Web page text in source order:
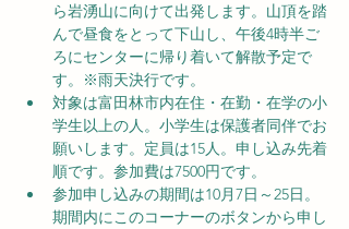
ら岩湧山に向けて出発します。山頂を踏
んで昼食をとって下山し、午後4時半ご
ろにセンターに帰り着いて解散予定で
す。※雨天決行です。
対象は富田林市内在住・在勤・在学の小
学生以上の人。小学生は保護者同伴でお
願いします。定員は15人。申し込み先着
順です。参加費は7500円です。
参加申し込みの期間は10月7日～25日。
期間内にこのコーナーのボタンから申し